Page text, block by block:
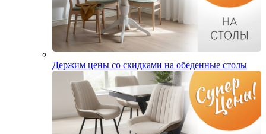
Держим цены со скидками на обеденные столы